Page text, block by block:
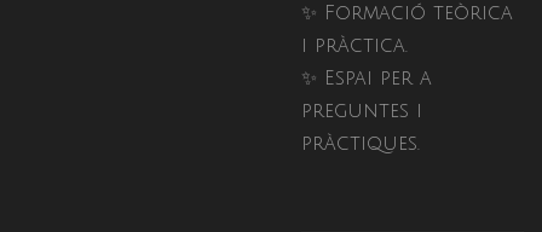
✨ Formació teòrica
i pràctica.
✨ Espai per a
preguntes i
pràctiques.